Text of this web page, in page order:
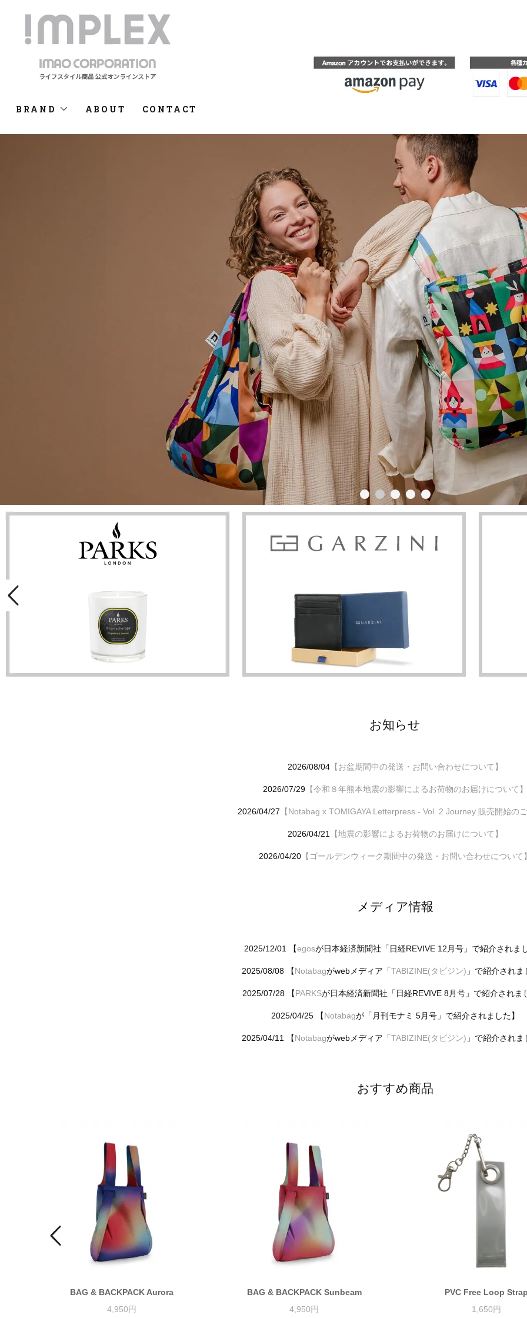
BRAND ABOUT CONTACT
お知らせ
2026/08/04【お盆期間中の発送・お問い合わせについて】
2026/07/29【令和８年熊本地震の影響によるお荷物のお届けについて】
2026/04/27 【Notabag x TOMIGAYA Letterpress - Vol. 2 Journey 販売開始の
2026/04/21【地震の影響によるお荷物のお届けについて】
2026/04/20【ゴールデンウィーク期間中の発送・お問い合わせについて
メディア情報
2025/12/01 【egosが日本経済新聞社「日経REVIVE 12月号」で紹介されま
2025/08/08 【Notabagがwebメディア「TABIZINE(タビジン) 」で紹介されま
2025/07/28 【PARKSが日本経済新聞社「日経REVIVE 8月号」で紹介されま
2025/04/25 【Notabagが「月刊モナミ 5月号」で紹介されました】
2025/04/11 【Notabagがwebメディア「TABIZINE(タビジン) 」で紹介されま
おすすめ商品
BAG & BACKPACK Aurora
4,950円
BAG & BACKPACK Sunbeam
4,950円
PVC Free Loop
1,650円